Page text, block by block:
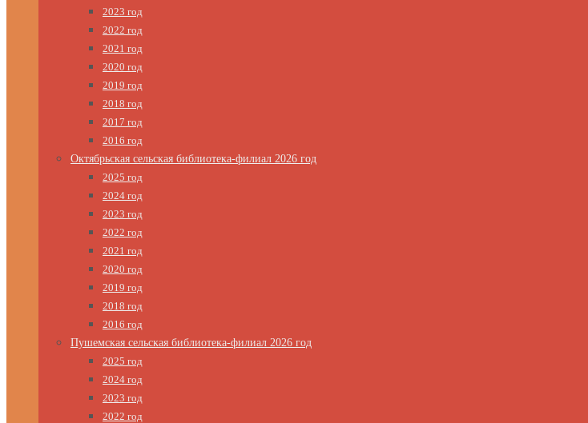
2023 год
2022 год
2021 год
2020 год
2019 год
2018 год
2017 год
2016 год
Октябрьская сельская библиотека-филиал 2026 год
2025 год
2024 год
2023 год
2022 год
2021 год
2020 год
2019 год
2018 год
2016 год
Пушемская сельская библиотека-филиал 2026 год
2025 год
2024 год
2023 год
2022 год